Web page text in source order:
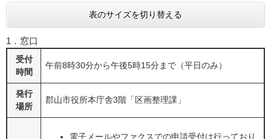
表のサイズを切り替える
1．窓口
受付
時間
午前8時30分から午後5時15分まで（平日のみ）
発行
場所
郡山市役所本庁舎3階「区画整理課」
電子メールやファクスでの申請受付は行っており